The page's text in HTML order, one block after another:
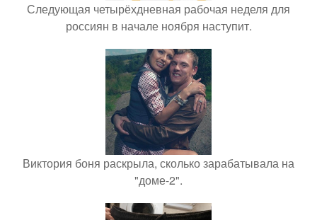
Следующая четырёхдневная рабочая неделя для
россиян в начале ноября наступит.
Виктория боня раскрыла, сколько зарабатывала на
"доме-2".